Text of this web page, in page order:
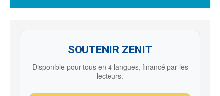
SOUTENIR ZENIT
Disponible pour tous en 4 langues, financé par les
lecteurs.